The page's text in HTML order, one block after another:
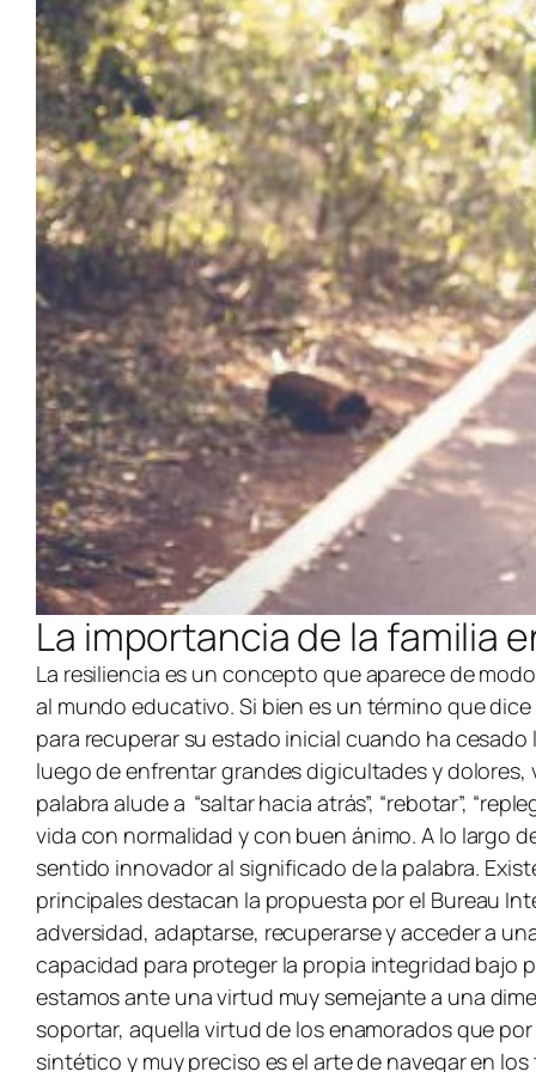
La importancia de la familia
La resiliencia es un concepto que aparece de
al mundo educativo. Si bien es un término que
para recuperar su estado inicial cuando ha
luego de enfrentar grandes digicultades y
palabra alude a “saltar hacia atrás”, “rebotar”,
vida con normalidad y con buen ánimo. A lo largo
sentido innovador al significado de la palabra.
principales destacan la propuesta por el Bureau
adversidad, adaptarse, recuperarse y acceder a
capacidad para proteger la propia integridad bajo
estamos ante una virtud muy semejante a una
soportar, aquella virtud de los enamorados que
sintético y muy preciso es el arte de navegar en